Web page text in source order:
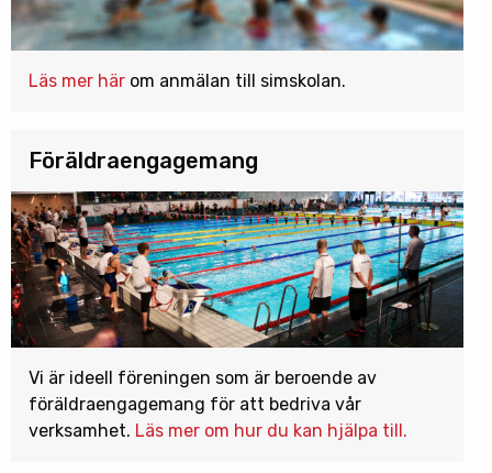
Läs mer här om anmälan till simskolan.
Föräldraengagemang
Vi är ideell föreningen som är beroende av
föräldraengagemang för att bedriva vår
verksamhet. Läs mer om hur du kan hjälpa till.